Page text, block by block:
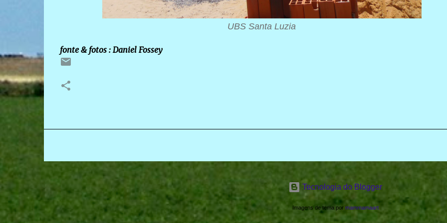
UBS Santa Luzia
fonte & fotos : Daniel Fossey
Tecnologia do Blogger
Imagens de tema por mammamaart